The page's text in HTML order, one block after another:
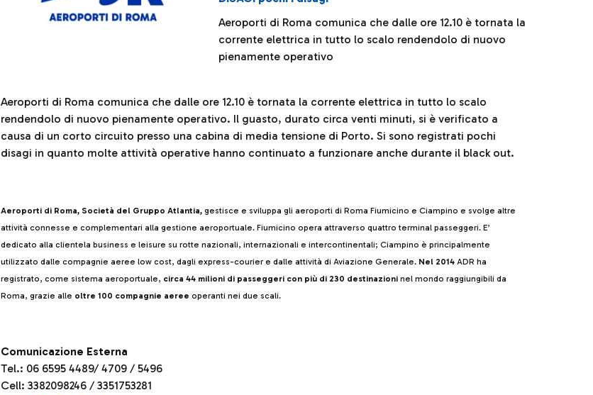
Aeroporti di Roma comunica che dalle ore 12.10 è tornata la
corrente elettrica in tutto lo scalo rendendolo di nuovo
pienamente operativo
Aeroporti di Roma comunica che dalle ore 12.10 è tornata la corrente elettrica in tutto lo scalo
rendendolo di nuovo pienamente operativo. Il guasto, durato circa venti minuti, si è verificato a
causa di un corto circuito presso una cabina di media tensione di Porto. Si sono registrati pochi
disagi in quanto molte attività operative hanno continuato a funzionare anche durante il black out.
Aeroporti di Roma, Società del Gruppo Atlantia, gestisce e sviluppa gli aeroporti di Roma Fiumicino e Ciampino e svolge altre
attività connesse e complementari alla gestione aeroportuale. Fiumicino opera attraverso quattro terminal passeggeri. E’
dedicato alla clientela business e leisure su rotte nazionali, internazionali e intercontinentali; Ciampino è principalmente
utilizzato dalle compagnie aeree low cost, dagli express-courier e dalle attività di Aviazione Generale. Nel 2014 ADR ha
registrato, come sistema aeroportuale, circa 44 milioni di passeggeri con più di 230 destinazioni nel mondo raggiungibili da
Roma, grazie alle oltre 100 compagnie aeree operanti nei due scali.
Comunicazione Esterna
Tel.: 06 6595 4489/ 4709 / 5496
Cell: 3382098246 / 3351753281